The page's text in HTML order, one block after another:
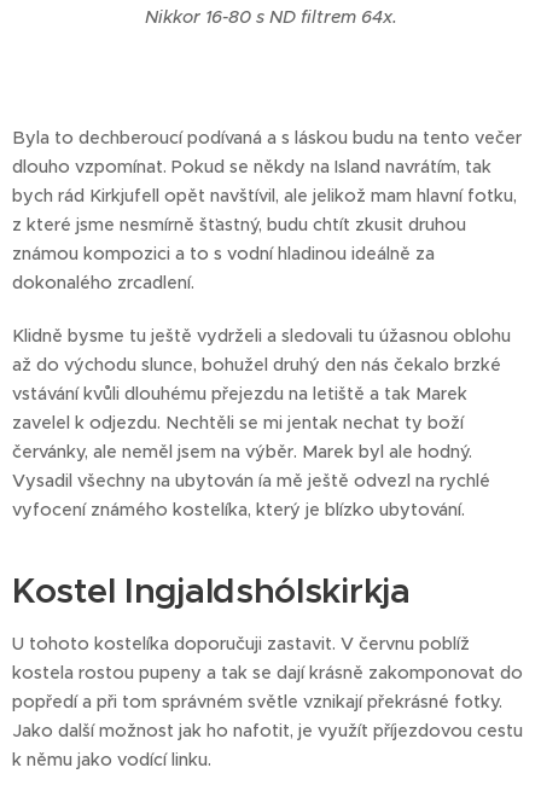
Nikkor 16-80 s ND filtrem 64x.
Byla to dechberoucí podívaná a s láskou budu na tento večer
dlouho vzpomínat. Pokud se někdy na Island navrátím, tak
bych rád Kirkjufell opět navštívil, ale jelikož mam hlavní fotku,
z které jsme nesmírně šťastný, budu chtít zkusit druhou
známou kompozici a to s vodní hladinou ideálně za
dokonalého zrcadlení.
Klidně bysme tu ještě vydrželi a sledovali tu úžasnou oblohu
až do východu slunce, bohužel druhý den nás čekalo brzké
vstávání kvůli dlouhému přejezdu na letiště a tak Marek
zavelel k odjezdu. Nechtěli se mi jentak nechat ty boží
červánky, ale neměl jsem na výběr. Marek byl ale hodný.
Vysadil všechny na ubytován ía mě ještě odvezl na rychlé
vyfocení známého kostelíka, který je blízko ubytování.
Kostel Ingjaldshólskirkja
U tohoto kostelíka doporučuji zastavit. V červnu poblíž
kostela rostou pupeny a tak se dají krásně zakomponovat do
popředí a při tom správném světle vznikají překrásné fotky.
Jako další možnost jak ho nafotit, je využít příjezdovou cestu
k němu jako vodící linku.